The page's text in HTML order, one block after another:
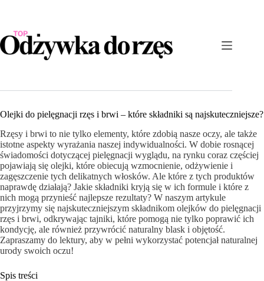
Olejki do pielęgnacji rzęs i brwi – które składniki są najskuteczniejsze?
Rzęsy i brwi to nie ⁤tylko elementy, które zdobią nasze oczy, ale ​także
istotne aspekty wyrażania naszej indywidualności. W dobie rosnącej
świadomości dotyczącej pielęgnacji wyglądu, na rynku ​coraz częściej⁣
pojawiają⁣ się olejki, które obiecują wzmocnienie, odżywienie i
zagęszczenie tych delikatnych włosków. Ale‍ które ⁢z tych produktów
naprawdę‌ działają? Jakie składniki kryją się w ich formule i ‍które ⁢z
⁤nich⁢ mogą przynieść najlepsze rezultaty? W naszym artykule​
przyjrzymy się najskuteczniejszym składnikom olejków do pielęgnacji
rzęs i brwi,​ odkrywając tajniki, które pomogą nie tylko poprawić​ ich
kondycję, ale również przywrócić naturalny blask i​ objętość.
Zapraszamy⁢ do lektury, aby w⁣ pełni wykorzystać potencjał naturalnej
urody swoich⁣ oczu!
Spis treści